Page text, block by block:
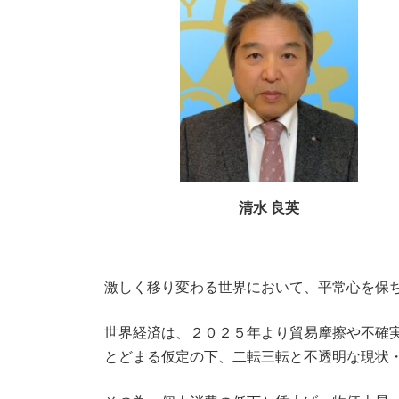
清水 良英
激しく移り変わる世界において、平常心を
世界経済は、２０２５年より貿易摩擦や不
とどまる仮定の下、二転三転と不透明な現状